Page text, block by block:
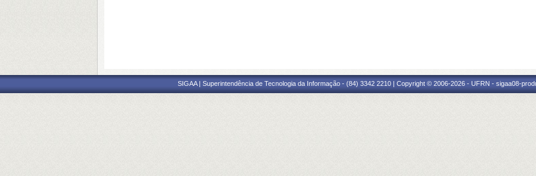
SIGAA | Superintendência de Tecnologia da Informação - (84) 3342 2210 | Copyright © 2006-2026 - UFRN - sigaa08-